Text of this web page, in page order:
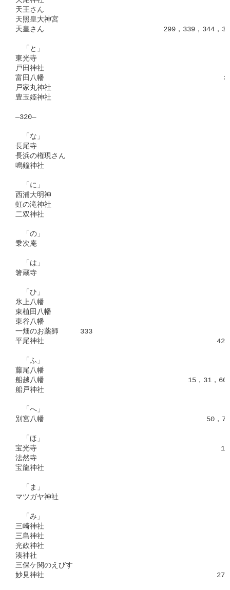
天王さん　　　　　　　　　　　　　　　　　　　　　　　　　
天照皇大神宮　　　　　　　　　　　　　　　　　　　　　　　
天皇さん　　　　　　　　　　　　　　　　 299，339，344，
「と」
東光寺　　　　　　　　　　　　　　　　　　　　　　　　　　
戸田神社　　　　　　　　　　　　　　　　　　　　　　　　　
富田八幡　　　　　　　　　　　　　　　　　　　　　　　　　
戸家丸神社　　　　　　　　　　　　　　　　　　　　　　　　
豊玉姫神社　　　　　　　　　　　　　　　　　　　　　　　　
―320―
「な」
長尾寺　　　　　　　　　　　　　　　　　　　　　　　　　　
長浜の権現さん　　　　　　　　　　　　　　　　　　　　　　
鳴鐘神社　　　　　　　　　　　　　　　　　　　　　　　　　
「に」
西浦大明神　　　　　　　　　　　　　　　　　　　　　　　　
虹の滝神社　　　　　　　　　　　　　　　　　　　　　　　　
二双神社　　　　　　　　　　　　　　　　　　　　　　　　　
「の」
乗次庵　　　　　　　　　　　　　　　　　　　　　　　　　　
「は」
箸蔵寺　　　　　　　　　　　　　　　　　　　　　　　　　　
「ひ」
氷上八幡　　　　　　　　　　　　　　　　　　　　　　　　　
東植田八幡　　　　　　　　　　　　　　　　　　　　　　　　
東谷八幡　　　　　　　　　　　　　　　　　　　　　　　　　
一畑のお薬師　　　333
平尾神社　　　　　　　　　　　　　　　　　　　　　　　　
「ふ」
藤尾八幡　　　　　　　　　　　　　　　　　　　　　　　　　
船越八幡　　　　　　　　　　　　　　　　　　　　15，31，
船戸神社　　　　　　　　　　　　　　　　　　　　　　　　　
「へ」
別宮八幡　　　　　　　　　　　　　　　　　　　　　　 50，
「ほ」
宝光寺　　　　　　　　　　　　　　　　　　　　　　　　　
法然寺　　　　　　　　　　　　　　　　　　　　　　　　　　
宝龍神社　　　　　　　　　　　　　　　　　　　　　　　　　
「ま」
マツガヤ神社　　　　　　　　　　　　　　　　　　　　　　　
「み」
三崎神社　　　　　　　　　　　　　　　　　　　　　　　　　
三島神社　　　　　　　　　　　　　　　　　　　　　　　　　
光政神社　　　　　　　　　　　　　　　　　　　　　　　　　
湊神社　　　　　　　　　　　　　　　　　　　　　　　　　　
三保ケ関のえびす　　　　　　　　　　　　　　　　　　　　　
妙見神社　　　　　　　　　　　　　　　　　　　　　　　　